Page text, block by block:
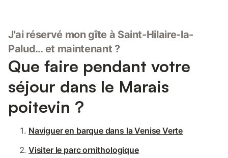
J'ai réservé mon gîte à Saint-Hilaire-la-
Palud… et maintenant ?
Que faire pendant votre
séjour dans le Marais
poitevin ?
Naviguer en barque dans la Venise Verte
Visiter le parc ornithologique